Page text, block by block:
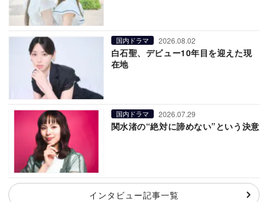
国内ドラマ 2026.08.02
白石聖、デビュー10年目を迎えた現
在地
国内ドラマ 2026.07.29
関水渚の“絶対に諦めない”という決意
インタビュー記事一覧